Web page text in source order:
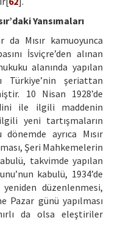
Yansımaları
da Mısır kamuoyunca
İsviçre’den alınan
alanında yapılan
Türkiye’nin şeriattan
10 Nisan 1928’de
ile ilgili maddenin
ilgili yeni tartışmaların
ayrıca Mısır
Şeri Mahkemelerin
takvimde yapılan
kabulü, 1934’de
düzenlenmesi,
Pazar günü yapılması
da olsa eleştiriler